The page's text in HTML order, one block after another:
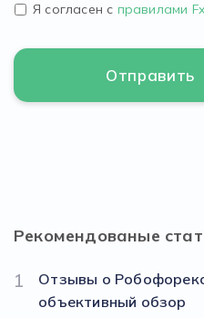
Я согласен с правилами
Рекомендованые
1
Отзывы о
объективный обзор